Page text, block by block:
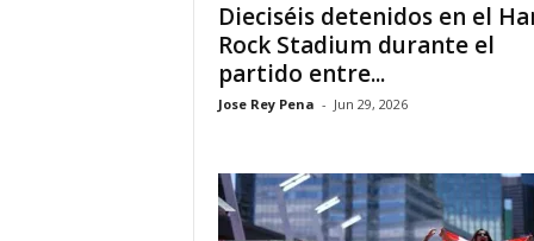
Dieciséis detenidos en el
Rock Stadium durante el
partido entre...
Jose Rey Pena - Jun 29, 2026